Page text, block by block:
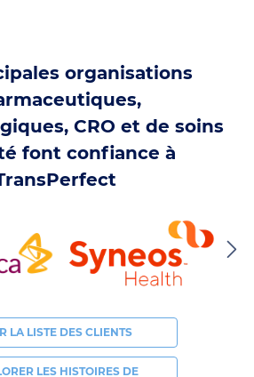
organisations
CRO et de soins
font confiance à
LA LISTE DES CLIENTS
LES HISTOIRES DE